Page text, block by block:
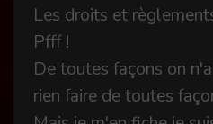
Les droits et
Pfff !
De toutes façons on
rien faire de toutes